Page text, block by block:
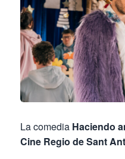
La comedia Haciendo
Cine Regio de Sant